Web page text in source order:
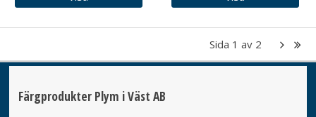
Sida 1 av 2
Färgprodukter Plym i Väst AB